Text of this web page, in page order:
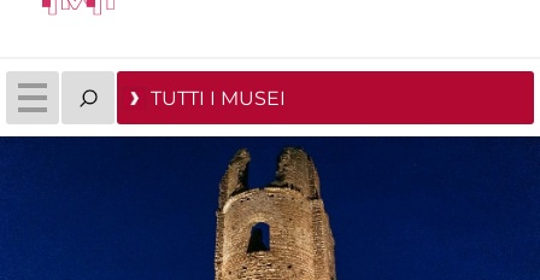
TUTTI I MUSEI